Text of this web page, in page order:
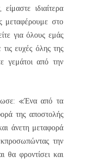
ιδιαίτερα
μεταφέρουμε στο
για όλους εμάς
ευχές όλης της
γεμάτοι από την
«Ένα από τα
της αποστολής
άνετη μεταφορά
την
θα φροντίσει και